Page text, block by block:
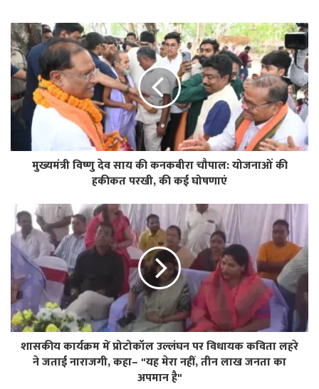
मुख्यमंत्री विष्णु देव साय की कनकबीरा चौपाल: योजनाओं की
हकीकत परखी, की कई घोषणाएं
शासकीय कार्यक्रम में प्रोटोकॉल उल्लंघन पर विधायक कविता लहरे
ने जताई नाराजगी, कहा– "यह मेरा नहीं, तीन लाख जनता का
अपमान है"